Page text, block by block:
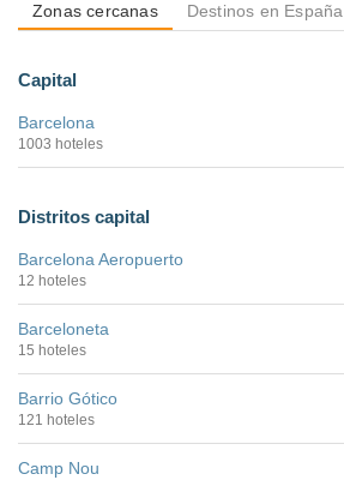
Zonas cercanas Destinos en España
Capital
Barcelona
1003 hoteles
Distritos capital
Barcelona Aeropuerto
12 hoteles
Barceloneta
15 hoteles
Barrio Gótico
121 hoteles
Camp Nou